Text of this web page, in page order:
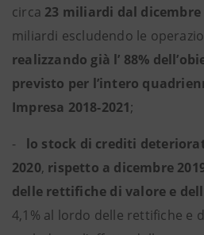
circa 23 miliardi dal dicembre
miliardi escludendo le
realizzando già l’ 88%
previsto per l’intero
Impresa 2018-2021;
- lo stock di crediti
2020, rispetto a dicembre
delle rettifiche di valore e
4,1% al lordo delle rettifiche e